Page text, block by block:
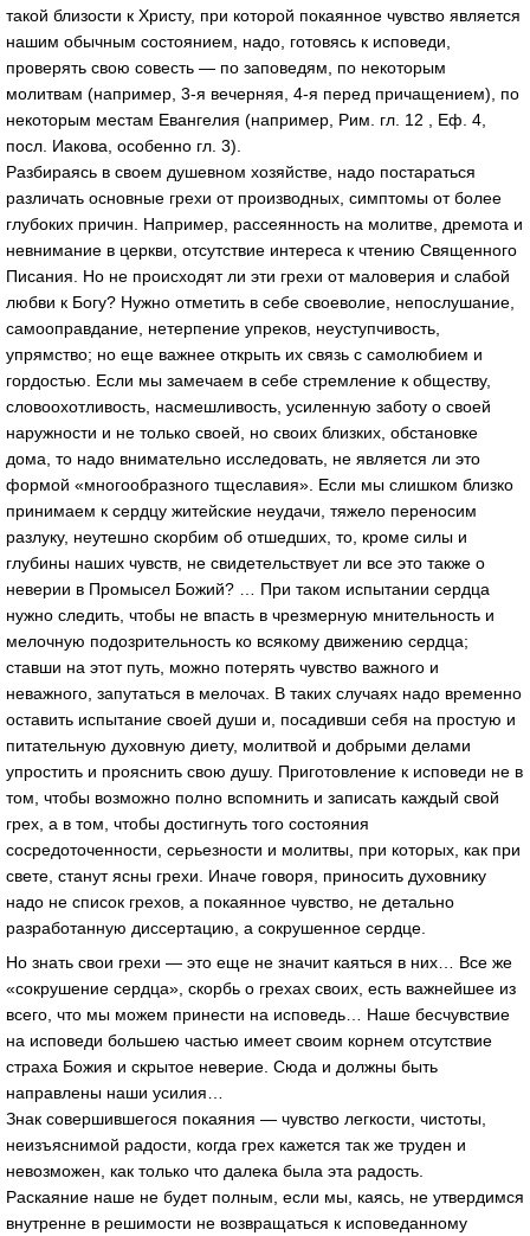
такой близости к Христу, при которой покаянное чувство является
нашим обычным состоянием, надо, готовясь к исповеди,
проверять свою совесть — по заповедям, по некоторым
молитвам (например, 3-я вечерняя, 4-я перед причащением), по
некоторым местам Евангелия (например, Рим. гл. 12 , Еф. 4,
посл. Иакова, особенно гл. 3).
Разбираясь в своем душевном хозяйстве, надо постараться
различать основные грехи от производных, симптомы от более
глубоких причин. Например, рассеянность на молитве, дремота и
невнимание в церкви, отсутствие интереса к чтению Священного
Писания. Но не происходят ли эти грехи от маловерия и слабой
любви к Богу? Нужно отметить в себе своеволие, непослушание,
самооправдание, нетерпение упреков, неуступчивость,
упрямство; но еще важнее открыть их связь с самолюбием и
гордостью. Если мы замечаем в себе стремление к обществу,
словоохотливость, насмешливость, усиленную заботу о своей
наружности и не только своей, но своих близких, обстановке
дома, то надо внимательно исследовать, не является ли это
формой «многообразного тщеславия». Если мы слишком близко
принимаем к сердцу житейские неудачи, тяжело переносим
разлуку, неутешно скорбим об отшедших, то, кроме силы и
глубины наших чувств, не свидетельствует ли все это также о
неверии в Промысел Божий? … При таком испытании сердца
нужно следить, чтобы не впасть в чрезмерную мнительность и
мелочную подозрительность ко всякому движению сердца;
ставши на этот путь, можно потерять чувство важного и
неважного, запутаться в мелочах. В таких случаях надо временно
оставить испытание своей души и, посадивши себя на простую и
питательную духовную диету, молитвой и добрыми делами
упростить и прояснить свою душу. Приготовление к исповеди не в
том, чтобы возможно полно вспомнить и записать каждый свой
грех, а в том, чтобы достигнуть того состояния
сосредоточенности, серьезности и молитвы, при которых, как при
свете, станут ясны грехи. Иначе говоря, приносить духовнику
надо не список грехов, а покаянное чувство, не детально
разработанную диссертацию, а сокрушенное сердце.
Но знать свои грехи — это еще не значит каяться в них… Все же
«сокрушение сердца», скорбь о грехах своих, есть важнейшее из
всего, что мы можем принести на исповедь… Наше бесчувствие
на исповеди большею частью имеет своим корнем отсутствие
страха Божия и скрытое неверие. Сюда и должны быть
направлены наши усилия…
Знак совершившегося покаяния — чувство легкости, чистоты,
неизъяснимой радости, когда грех кажется так же труден и
невозможен, как только что далека была эта радость.
Раскаяние наше не будет полным, если мы, каясь, не утвердимся
внутренне в решимости не возвращаться к исповеданному